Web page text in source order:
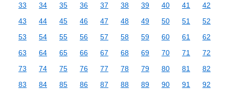
33
34 35 36 37 38 39 40 41
42
43
44 45 46 47 48 49 50 51
52
53
54 55 56 57 58 59 60 61
62
63
64 65 66 67 68 69 70 71
72
73
74 75 76 77 78 79 80 81
82
83
84 85 86 87 88 89 90 91
92